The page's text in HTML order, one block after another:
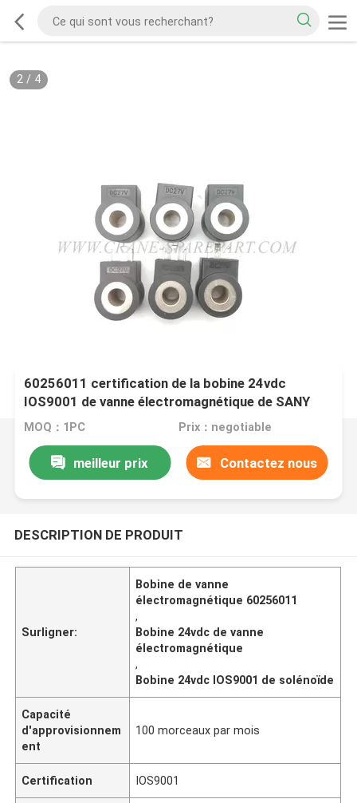
2/ 4
60256011 certification de la bobine 24vdc
IOS9001 de vanne électromagnétique de SANY
MOQ：1PC Prix：negotiable
meilleur prix Contactez nous
DESCRIPTION DE PRODUIT
Surligner:
Bobine de vanne
électromagnétique 60256011
,
Bobine 24vdc de vanne
électromagnétique
,
Bobine 24vdc IOS9001 de solénoïde
Capacité
d'approvisionnem
ent
100 morceaux par mois
Certification IOS9001